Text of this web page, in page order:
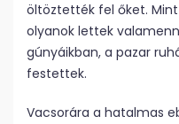
öltöztették fel őket.
olyanok lettek
gúnyáikban, a pazar
festettek.
Vacsorára a hatalmas